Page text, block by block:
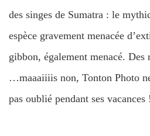
des singes de Sumatra : le
espèce gravement menacée
gibbon, également menacé. Des
…maaaiiiis non, Tonton Photo
pas oublié pendant ses